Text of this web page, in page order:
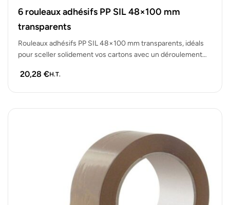
6 rouleaux adhésifs PP SIL 48×100 mm
transparents
Rouleaux adhésifs PP SIL 48×100 mm transparents, idéals
pour sceller solidement vos cartons avec un déroulement
20,28 €H.T.